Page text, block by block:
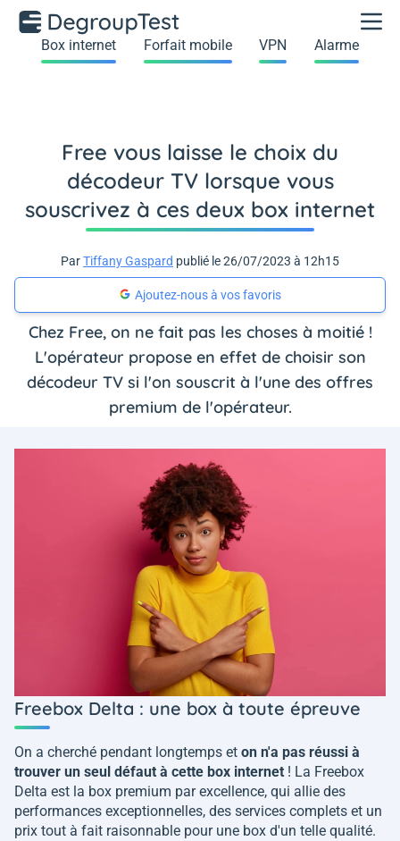
Box internet Forfait mobile VPN Alarme
Free vous laisse le choix du
décodeur TV lorsque vous
souscrivez à ces deux box internet
ParTiffany Gaspard publié le 26/07/2023 à 12h15
Ajoutez-nous à vos favoris
Chez Free, on ne fait pas les choses à moitié !
L'opérateur propose en effet de choisir son
décodeur TV si l'on souscrit à l'une des offres
premium de l'opérateur.
Freebox Delta : une box à toute épreuve
On a cherché pendant longtemps et on n'a pas réussi à
trouver un seul défaut à cette box internet ! La Freebox
Delta est la box premium par excellence, qui allie des
performances exceptionnelles, des services complets et un
prix tout à fait raisonnable pour une box d'un telle qualité.